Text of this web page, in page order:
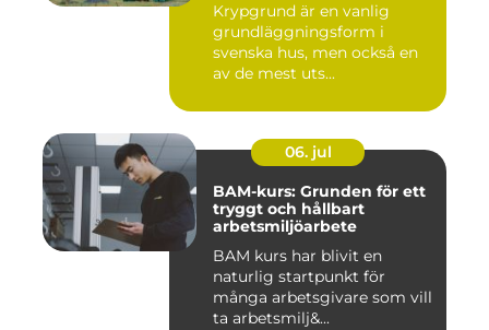
Krypgrund är en vanlig
grundläggningsform i
svenska hus, men också en
av de mest uts...
06. jul
BAM-kurs: Grunden för ett
tryggt och hållbart
arbetsmiljöarbete
BAM kurs har blivit en
naturlig startpunkt för
många arbetsgivare som vill
ta arbetsmilj&...